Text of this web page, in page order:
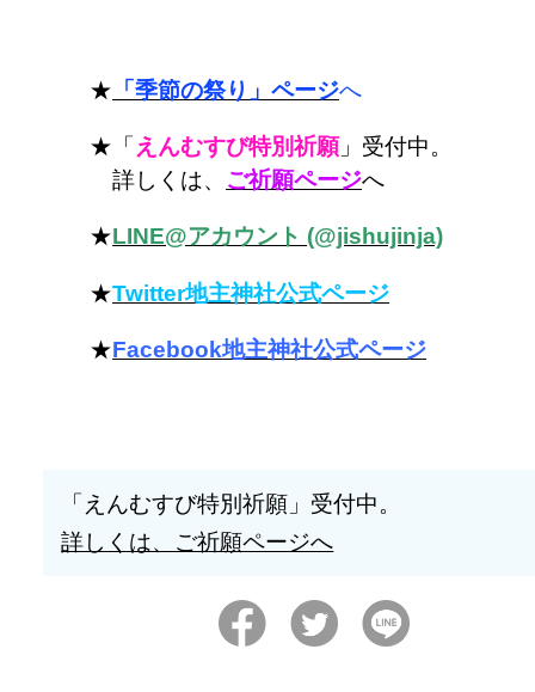
★ 「季節の祭り」ページへ
★「 えんむすび特別祈願」受付中。
詳しくは、 ご祈願ページへ
★LINE@アカウント (@jishujinja)
★Twitter地主神社公式ページ
★Facebook地主神社公式ページ
「えんむすび特別祈願」受付中。
詳しくは、ご祈願ページへ